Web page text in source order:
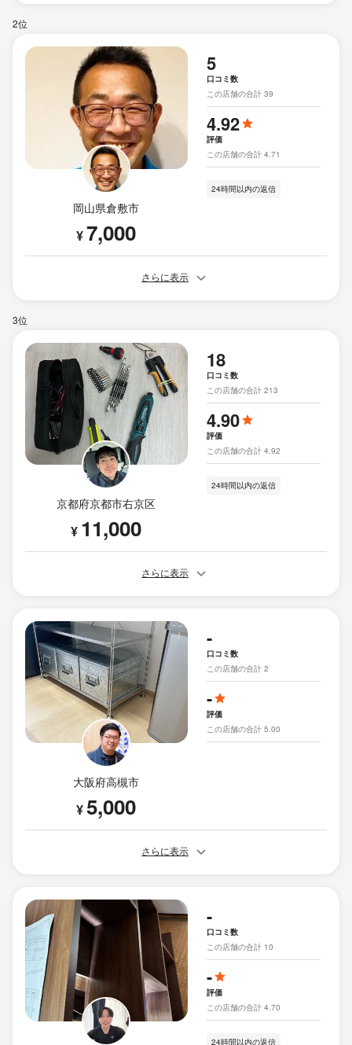
2位
岡山県倉敷市
¥7,000
5
口コミ数
この店舗の合計 39
4.92
評価
この店舗の合計 4.71
24時間以内の返信
さらに表示
3位
京都府京都市右京区
¥ 11,000
18
口コミ数
この店舗の合計 213
4.90
評価
この店舗の合計 4.92
24時間以内の返信
さらに表示
大阪府高槻市
¥5,000
-
口コミ数
この店舗の合計 2
-
評価
この店舗の合計 5.00
さらに表示
-
口コミ数
この店舗の合計 10
-
評価
この店舗の合計 4.70
24時間以内の返信